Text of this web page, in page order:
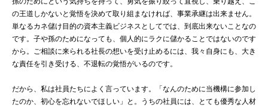
の王道しかないと覚悟を決めて取り組まなければ、事業承継は出来ません。
単なるカネ儲け目的の資本主義ビジネスとしてでは、到底出来ないことなの
です。子や孫のためになっても、個人的にラクに儲かることではないのです
から。ご相談に来られる社長の想いを受け止めるには、我々自身にも、大き
な責任を引き受ける、不退転の覚悟がいるのです。
だから、私は社員たちによく言っています。「なんのために当機構に参加し
たのか、初心を忘れないでほしい」と。うちの社員には、とても優秀な人材